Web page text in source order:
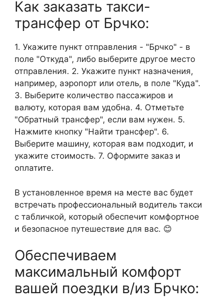
Как заказать такси-
трансфер от Брчко:
1. Укажите пункт отправления - "Брчко" - в
поле "Откуда", либо выберите другое место
отправления. 2. Укажите пункт назначения,
например, аэропорт или отель, в поле "Куда".
3. Выберите количество пассажиров и
валюту, которая вам удобна. 4. Отметьте
"Обратный трансфер", если вам нужен. 5.
Нажмите кнопку "Найти трансфер". 6.
Выберите машину, которая вам подходит, и
укажите стоимость. 7. Оформите заказ и
оплатите.
В установленное время на месте вас будет
встречать профессиональный водитель такси
с табличкой, который обеспечит комфортное
и безопасное путешествие для вас. 😊
Обеспечиваем
максимальный комфорт
вашей поездки в/из Брчко: